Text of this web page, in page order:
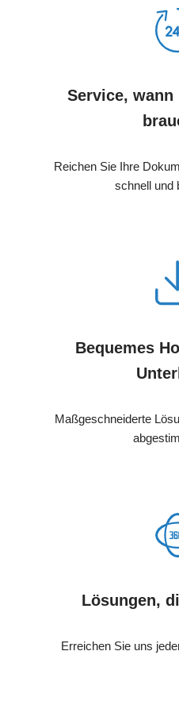
Service,
Reichen Sie Ihre
schnell und
Bequemes
Maßgeschneiderte
Lösungen,
Erreichen Sie uns